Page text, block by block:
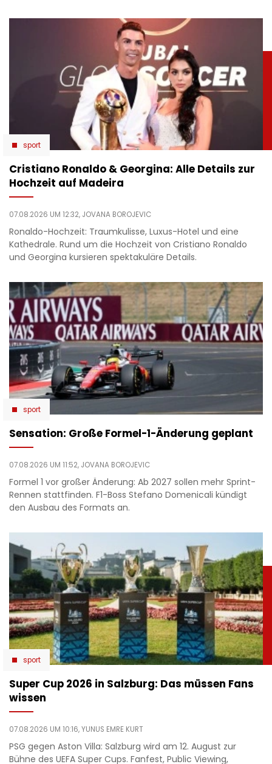
sport
Cristiano Ronaldo & Georgina: Alle Details zur
Hochzeit auf Madeira
07.08.2026 UM 12:32, JOVANA BOROJEVIC
Ronaldo-Hochzeit: Traumkulisse, Luxus-Hotel und eine
Kathedrale. Rund um die Hochzeit von Cristiano Ronaldo
und Georgina kursieren spektakuläre Details.
sport
Sensation: Große Formel-1-Änderung geplant
07.08.2026 UM 11:52, JOVANA BOROJEVIC
Formel 1 vor großer Änderung: Ab 2027 sollen mehr Sprint-
Rennen stattfinden. F1-Boss Stefano Domenicali kündigt
den Ausbau des Formats an.
sport
Super Cup 2026 in Salzburg: Das müssen Fans
wissen
07.08.2026 UM 10:16,YUNUS EMRE KURT
PSG gegen Aston Villa: Salzburg wird am 12. August zur
Bühne des UEFA Super Cups. Fanfest, Public Viewing,